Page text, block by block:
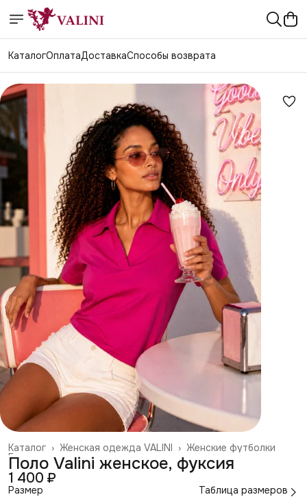
КаталогОплатаДоставкаСпособы возврата
Женские футболки
Женская одежда VALINI ›
Каталог ›
Главная ›
Поло Valini женское, фуксия
1 400 ₽
Размер
Таблица размеров